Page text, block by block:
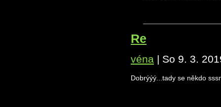
Re
véna | So 9. 3.
Dobrýýý...tady se někdo